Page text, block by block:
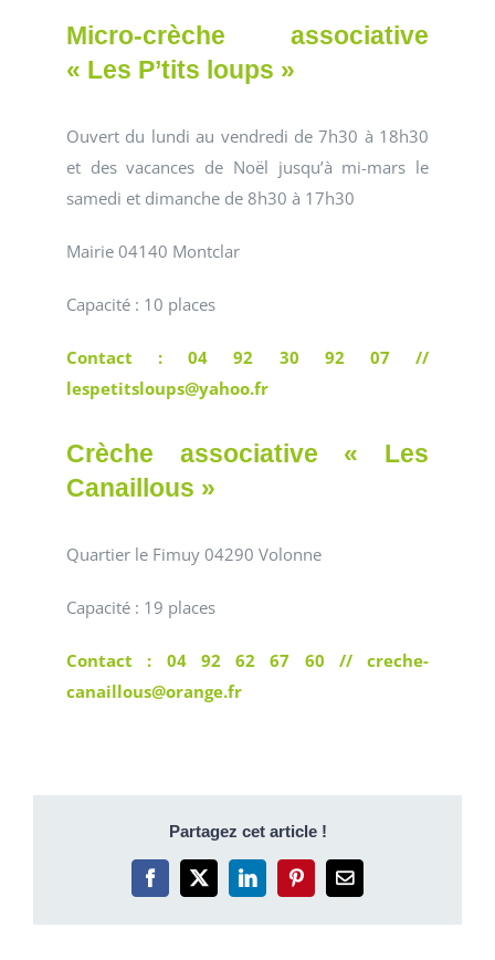
Micro-crèche associative
« Les P’tits loups »
Ouvert du lundi au vendredi de 7h30 à 18h30
et des vacances de Noël jusqu’à mi-mars le
samedi et dimanche de 8h30 à 17h30
Mairie 04140 Montclar
Capacité : 10 places
Contact : 04 92 30 92 07 //
lespetitsloups@yahoo.fr
Crèche associative « Les
Canaillous »
Quartier le Fimuy 04290 Volonne
Capacité : 19 places
Contact : 04 92 62 67 60 // creche-
canaillous@orange.fr
Partagez cet article !
Facebook
X LinkedInPinterestEmail